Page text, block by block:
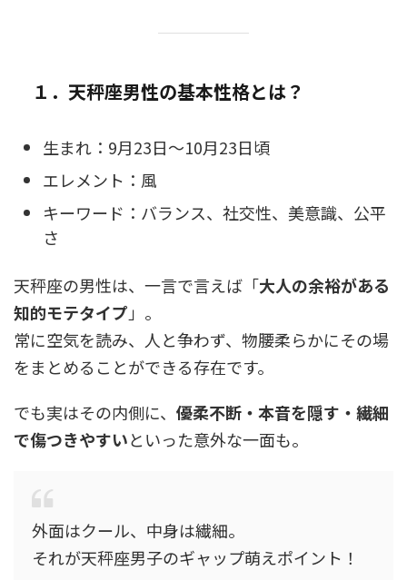
１．天秤座男性の基本性格とは？
生まれ：9月23日〜10月23日頃
エレメント：風
キーワード：バランス、社交性、美意識、公平
さ
天秤座の男性は、一言で言えば「大人の余裕がある
知的モテタイプ 」。
常に空気を読み、人と争わず、物腰柔らかにその場
をまとめることができる存在です。
でも実はその内側に、 優柔不断・本音を隠す・繊細
で傷つきやすいといった意外な一面も。
外面はクール、中身は繊細。
それが天秤座男子のギャップ萌えポイント！